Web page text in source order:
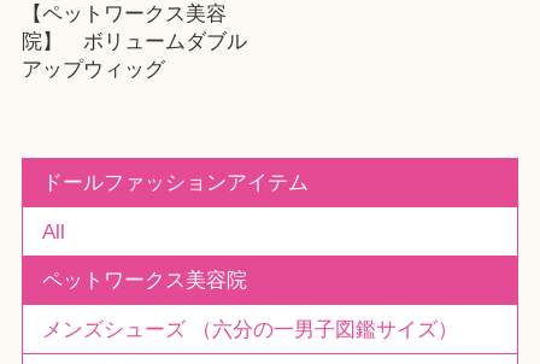
【ペットワークス美容
院】 ボリュームダブル
アップウィッグ
ドールファッションアイテム
All
ペットワークス美容院
メンズシューズ （六分の一男子図鑑サイズ）